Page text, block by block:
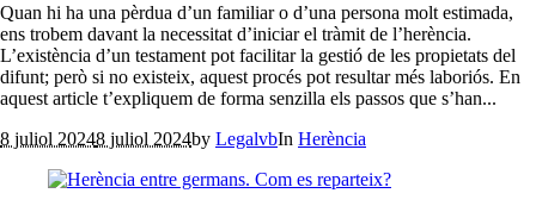
Quan hi ha una pèrdua d’un familiar o d’una persona molt estimada,
ens trobem davant la necessitat d’iniciar el tràmit de l’herència.
L’existència d’un testament pot facilitar la gestió de les propietats del
difunt; però si no existeix, aquest procés pot resultar més laboriós. En
aquest article t’expliquem de forma senzilla els passos que s’han...
8 juliol 20248 juliol 2024by LegalvbIn Herència